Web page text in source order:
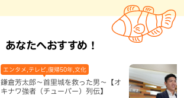
あなたへおすすめ！
鎌倉芳太郎～首里城を救った男～【オ
キナワ強者（チューバー）列伝】
エンタメ,テレビ,復帰50年,文化